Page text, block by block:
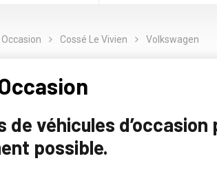
Cossé Le Vivien Volkswagen
de véhicules
possible.